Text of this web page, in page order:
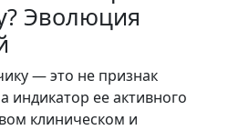
Эволюция
— это не признак
индикатор ее активного
клиническом и